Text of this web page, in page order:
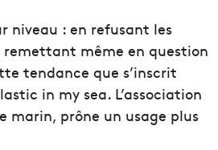
niveau : en refusant les
même en question
tendance que s’inscrit
in my sea. L’association
marin, prône un usage plus